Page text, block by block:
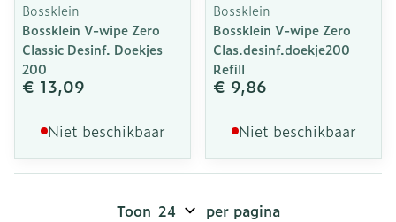
Bossklein
Bossklein V-wipe Zero
Classic Desinf. Doekjes
200
€ 13,09
Niet beschikbaar
Bossklein
Bossklein V-wipe Zero
Clas.desinf.doekje200
Refill
€ 9,86
Niet beschikbaar
Toon per pagina